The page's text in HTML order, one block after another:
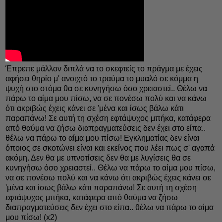
Έπρεπε μάλλον διπλά να το σκεφτείς το πράγμα με έχεις
αφήσει θηρίο μ' ανοιχτό το τραύμα το μυαλό σε κόμμα η
ψυχή στο στόμα θα σε κυνηγήσω όσο χρειαστεί.. Θέλω να
πάρω το αίμα μου πίσω, να σε πονέσω πολύ και να κάνω
ότι ακριβώς έχεις κάνει σε 'μένα και ίσως βάλω κάτι
παραπάνω! Σε αυτή τη σχέση εφτάψυχος μπήκα, κατάφερα
από θαύμα να ζήσω διαπραγματεύσεις δεν έχει στο είπα..
θέλω να πάρω το αίμα μου πίσω! Εγκληματίας δεν είναι
όποιος σε σκοτώνει είναι και εκείνος που λέει πως σ' αγαπά
ακόμη. Δεν θα με υπνoτίσεις δεν θα με λυγίσεις θα σε
κυνηγήσω όσο χρειαστεί.. Θέλω να πάρω το αίμα μου πίσω,
να σε πονέσω πολύ και να κάνω ότι ακριβώς έχεις κάνει σε
'μένα και ίσως βάλω κάτι παραπάνω! Σε αυτή τη σχέση
εφτάψυχος μπήκα, κατάφερα από θαύμα να ζήσω
διαπραγματεύσεις δεν έχει στο είπα.. θέλω να πάρω το αίμα
μου πίσω! (x2)